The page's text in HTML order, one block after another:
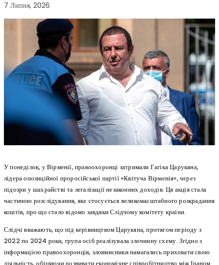
7 Липня, 2026
У понеділок, у Вірменії, правоохоронці затримали Гагіка Царукяна,
лідера опозиційної проросійської партії «Квітуча Вірменія», через
підозри у шахрайстві та легалізації незаконних доходів. Ця акція стала
частиною розслідування, яке стосується великомасштабного розкрадання
коштів, про що стало відомо завдяки Слідчому комітету країни.
Слідчі вважають, що під керівництвом Царукяна, протягом періоду з
2022 по 2024 роки, група осіб реалізувала злочинну схему. Згідно з
інформацією правоохоронців, зловмисники намагались приховати свою